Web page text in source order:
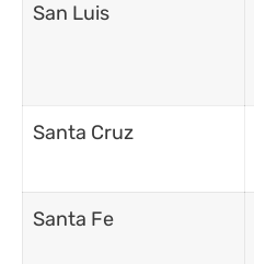
San Luis
Santa Cruz
Santa Fe